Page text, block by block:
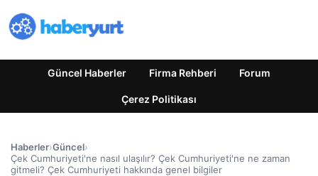
Güncel Haberler Firma Rehberi Forum
Çerez Politikası
Haberler›Güncel›
Çek Cumhuriyeti'ne nasıl ulaşılır? Çek Cumhuriyeti'ne ne zaman
gitmeli? Çek Cumhuriyeti hakkında genel bilgiler